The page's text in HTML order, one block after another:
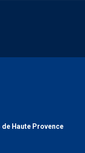
Haute Provence